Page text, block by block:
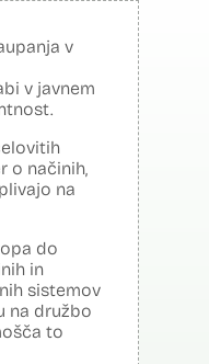
v
v javnem
o načinih,
na
do
in
sistemov
na družbo
to